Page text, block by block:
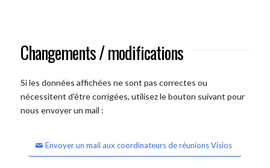
Changements / modifications
Si les données affichées ne sont pas correctes ou
nécessitent d'être corrigées, utilisez le bouton suivant pour
nous envoyer un mail :
Envoyer un mail aux coordinateurs de réunions Visios